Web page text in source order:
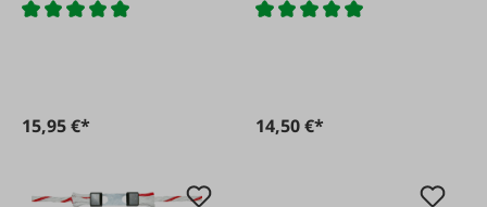
40 mm, 5 pièces.
15,95 €*
Litzclip®, 8 pièces
14,50 €*